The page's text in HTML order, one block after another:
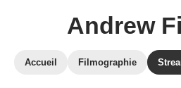
Andrew
Accueil Filmographie